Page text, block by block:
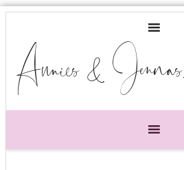
Annies & Jennas